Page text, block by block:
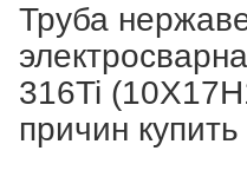
Труба
316Ti
причин